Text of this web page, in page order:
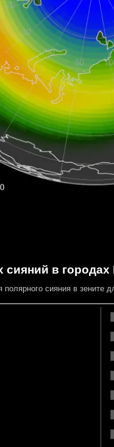
сияний в городах
сияния в зените